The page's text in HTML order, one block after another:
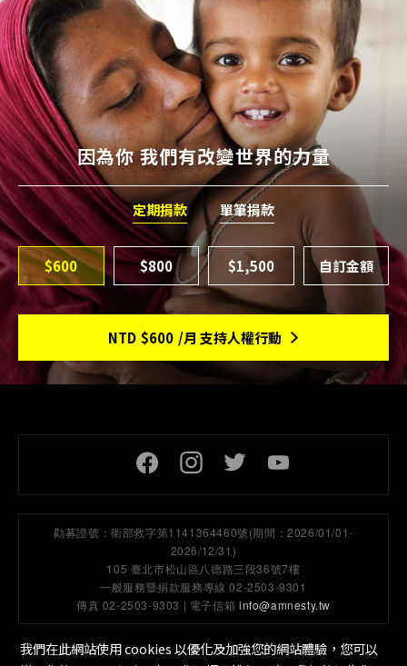
因為你 我們有改變世界的力量
定期捐款 單筆捐款
$600 $800 $1,500
NTD $600 /月 支持人權行動
我們在此網站使用 cookies 以優化及加強您的網站體驗，您可以
頁尾社交連結
勸募證號：衛部救字第1141364460號(期間：2026/01/01-
2026/12/31)
105 臺北市松山區八德路三段36號7樓
一般服務暨捐款服務專線 02-2503-9301
傳真 02-2503-9303 | 電子信箱 info@amnesty.tw